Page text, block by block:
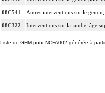
08C541 Autres interventions sur le genou,
08C322 Interventions sur la jambe, âge
Liste de GHM pour NCFA002 générée à